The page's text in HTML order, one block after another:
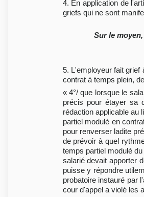
4. En application de
griefs qui ne sont
Sur le
5. L'employeur fait grief
contrat à temps plein,
« 4°/ que lorsque le
précis pour étayer sa
rédaction applicable au
partiel modulé en
pour renverser ladite
de prévoir à quel
temps partiel modulé
salarié devait apporter
puisse y répondre
probatoire instauré par
cour d'appel a violé les